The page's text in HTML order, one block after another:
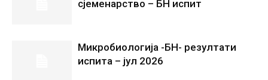
сјеменарство – БН испит
Микробиологија -БН- резултати
испита – јул 2026